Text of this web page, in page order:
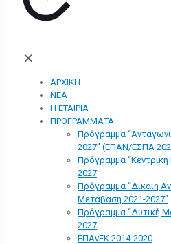
✕
ΑΡΧΙΚΗ
ΝΕΑ
Η ΕΤΑΙΡΙΑ
ΠΡΟΓΡΑΜΜΑΤΑ
Πρόγραμμα
2027” (ΕΠΑΝ/ΕΣΠΑ
Πρόγραμμα
2027
Πρόγραμμα “Δίκαιη
Μετάβαση 2021-2027”
Πρόγραμμα “Δυτική
2027
ΕΠΑνΕΚ 2014-2020